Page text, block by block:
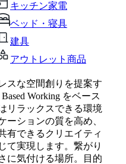
キッチン家電
ベッド・寝具
建具
アウトレット商品
スな空間創りを提案す
Working をベース
リラックスできる環境
ーションの質を高め、
有できるクリエイティ
て実現します。繋がり
に気付ける場所。目的